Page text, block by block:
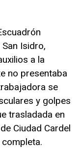
Isidro,
a la
no presentaba
se
y golpes
trasladada en
Ciudad Cardel